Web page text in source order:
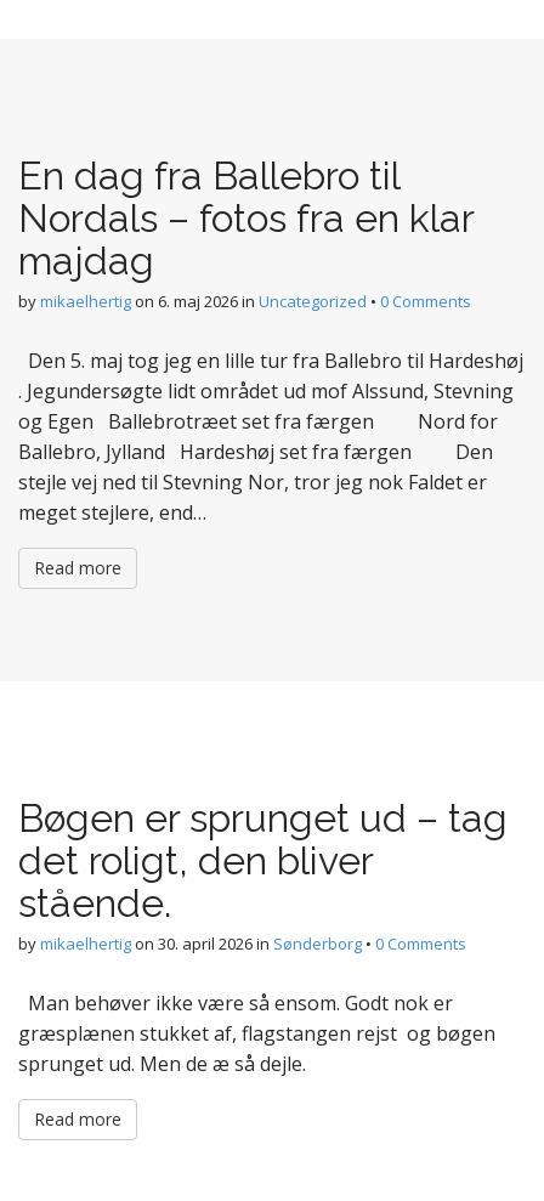
En dag fra Ballebro til
Nordals – fotos fra en klar
majdag
bymikaelhertigon 6. maj 2026in Uncategorized • 0 Comments
Den 5. maj tog jeg en lille tur fra Ballebro til Hardeshøj
. Jegundersøgte lidt området ud mof Alssund, Stevning
og Egen Ballebrotræet set fra færgen Nord for
Ballebro, Jylland Hardeshøj set fra færgen Den
stejle vej ned til Stevning Nor, tror jeg nok Faldet er
meget stejlere, end…
Read more
Bøgen er sprunget ud – tag
det roligt, den bliver
stående.
bymikaelhertigon 30. april 2026in Sønderborg • 0 Comments
Man behøver ikke være så ensom. Godt nok er
græsplænen stukket af, flagstangen rejst og bøgen
sprunget ud. Men de æ så dejle.
Read more